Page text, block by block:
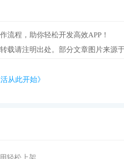
流程，助你轻松开发高效APP！
载请注明出处。部分文章图片来源
从此开始》